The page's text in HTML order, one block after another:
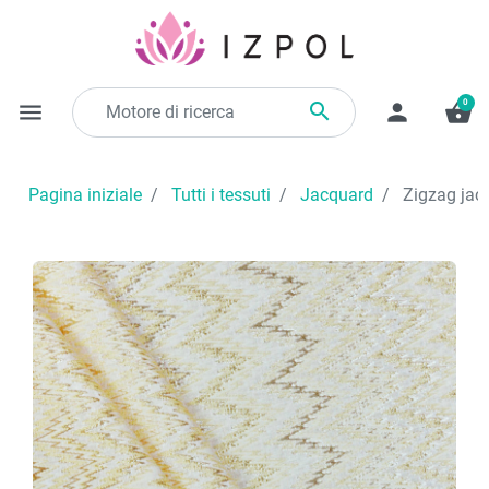
menu  person shopping_basket
0
Pagina iniziale Tutti i tessuti Jacquard Zigzag